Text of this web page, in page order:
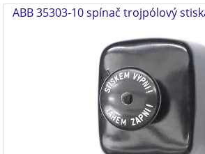
ABB 35303-10 spínač trojpólový